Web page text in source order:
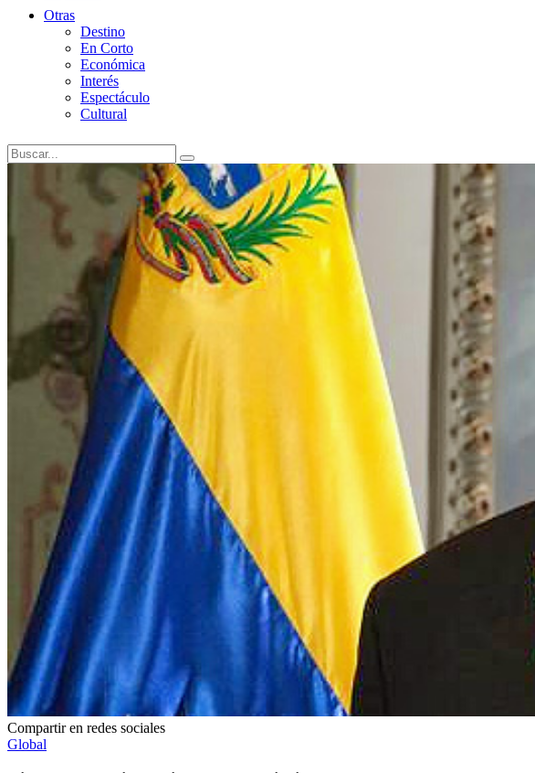
Otras
Destino
En Corto
Económica
Interés
Espectáculo
Cultural
Compartir en redes sociales
Global